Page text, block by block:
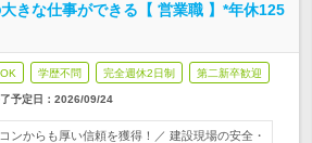
きな仕事ができる【 営業職 】*年休125
学歴不問 完全週休2日制 第二新卒歓迎
予定日： 2026/09/24
ンからも厚い信頼を獲得！／ 建設現場の安全・